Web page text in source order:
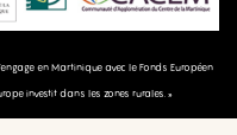
en Martinique avec le Fonds Européen
investit dans les zones rurales. »